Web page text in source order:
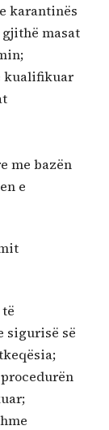
karantinës
masat
kualifikuar
me bazën
e
sigurisë së